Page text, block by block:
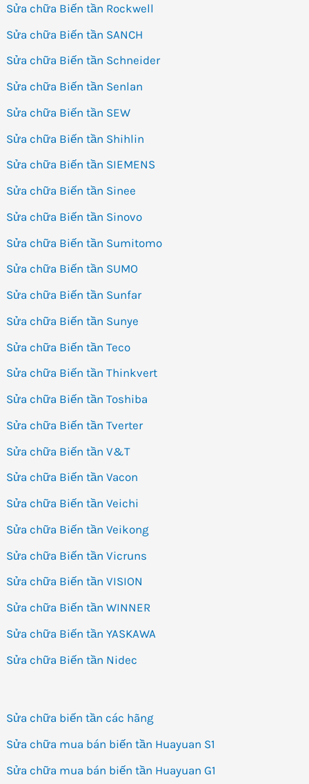
Sửa chữa Biến tần Rockwell
Sửa chữa Biến tần SANCH
Sửa chữa Biến tần Schneider
Sửa chữa Biến tần Senlan
Sửa chữa Biến tần SEW
Sửa chữa Biến tần Shihlin
Sửa chữa Biến tần SIEMENS
Sửa chữa Biến tần Sinee
Sửa chữa Biến tần Sinovo
Sửa chữa Biến tần Sumitomo
Sửa chữa Biến tần SUMO
Sửa chữa Biến tần Sunfar
Sửa chữa Biến tần Sunye
Sửa chữa Biến tần Teco
Sửa chữa Biến tần Thinkvert
Sửa chữa Biến tần Toshiba
Sửa chữa Biến tần Tverter
Sửa chữa Biến tần V&T
Sửa chữa Biến tần Vacon
Sửa chữa Biến tần Veichi
Sửa chữa Biến tần Veikong
Sửa chữa Biến tần Vicruns
Sửa chữa Biến tần VISION
Sửa chữa Biến tần WINNER
Sửa chữa Biến tần YASKAWA
Sửa chữa Biến tần Nidec
Sửa chữa biến tần các hãng
Sửa chữa mua bán biến tần Huayuan S1
Sửa chữa mua bán biến tần Huayuan G1